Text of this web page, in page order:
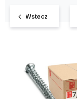
Wstecz